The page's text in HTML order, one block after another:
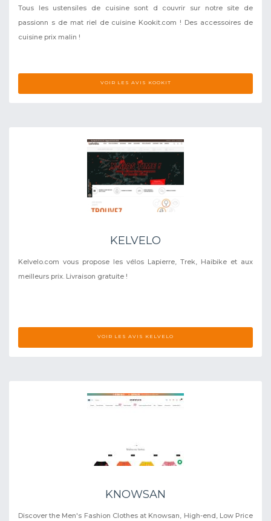
Tous les ustensiles de cuisine sont d couvrir sur notre site de
passionn s de mat riel de cuisine Kookit.com ! Des accessoires de
cuisine prix malin !
VOIR LES AVIS KOOKIT
KELVELO
Kelvelo.com vous propose les vélos Lapierre, Trek, Haibike et aux
meilleurs prix. Livraison gratuite !
VOIR LES AVIS KELVELO
KNOWSAN
Discover the Men's Fashion Clothes at Knowsan, High-end, Low Price